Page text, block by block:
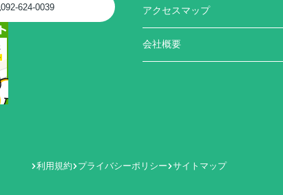
092-624-0039 アクセスマップ
会社概要
利用規約 プライバシーポリシー サイトマップ